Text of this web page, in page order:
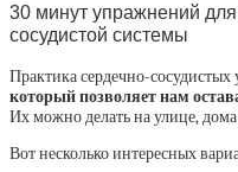
30 минут упражнений
сосудистой системы
Практика сердечно-
который позволяет нам
Их можно делать на улице, дома
Вот несколько интересных